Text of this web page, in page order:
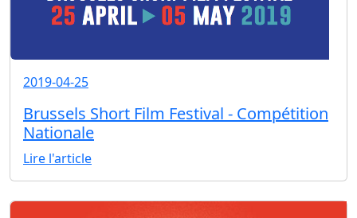
2019-04-25
Brussels Short Film Festival - Compétition
Nationale
Lire l'article